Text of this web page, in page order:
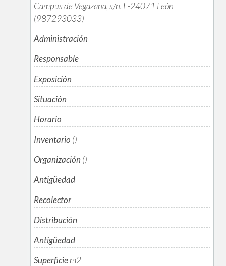
Campus de Vegazana, s/n. E-24071 León
(987293033)
Administración
Responsable
Exposición
Situación
Horario
Inventario ()
Organización ()
Antigüedad
Recolector
Distribución
Antigüedad
Superficiem2